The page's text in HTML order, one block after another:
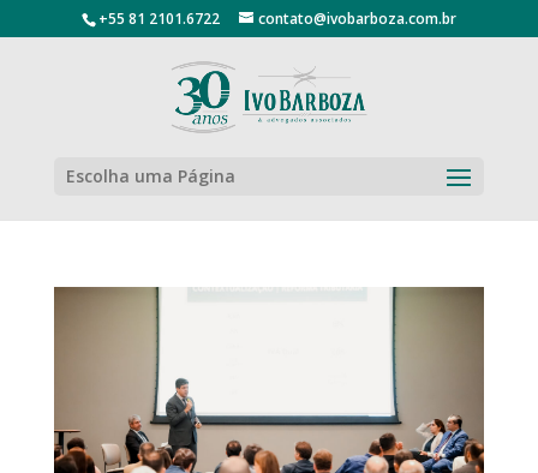
+55 81 2101.6722 contato@ivobarboza.com.br
Escolha uma Página